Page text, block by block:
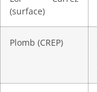
(surface)
Plomb (CREP)